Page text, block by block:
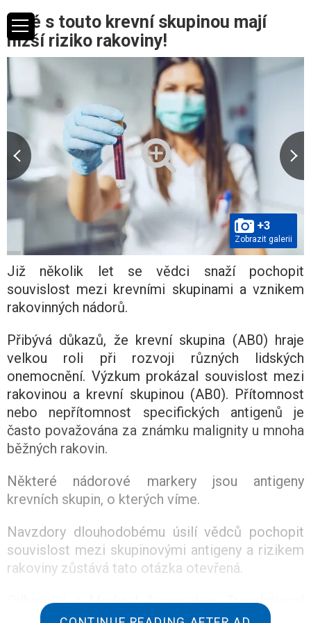
Lidé s touto krevní skupinou mají
nižší riziko rakoviny!
+3
Zobrazit galerii
Již několik let se vědci snaží pochopit
souvislost mezi krevními skupinami a vznikem
rakovinných nádorů.
Přibývá důkazů, že krevní skupina (AB0) hraje
velkou roli při rozvoji různých lidských
onemocnění. Výzkum prokázal souvislost mezi
rakovinou a krevní skupinou (AB0). Přítomnost
nebo nepřítomnost specifických antigenů je
často považována za známku malignity u mnoha
běžných rakovin.
Některé nádorové markery jsou antigeny
krevních skupin, o kterých víme.
Navzdory dlouhodobému úsilí vědců pochopit
souvislost mezi skupinovými antigeny a rizikem
rakoviny zůstává tato otázka otevřená.
Odborníci z Medical Association Translational
Genomics Laboratory zkoumali genetické riziko